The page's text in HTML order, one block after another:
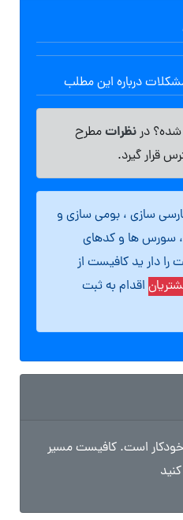
درباره این مطلب
درنظراتمطرح
قرار گیرد.
سازی ، بومی سازی و
، سورس ها و کدهای
را دار ید کافیست از
اقدام به ثبت
است. کافیست مسیر